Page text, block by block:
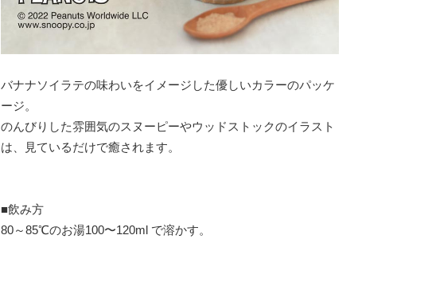
バナナソイラテの味わいをイメージした優しいカラーのパッケ
ージ。
のんびりした雰囲気のスヌーピーやウッドストックのイラスト
は、見ているだけで癒されます。
■飲み方
80～85℃のお湯100〜120ml で溶かす。